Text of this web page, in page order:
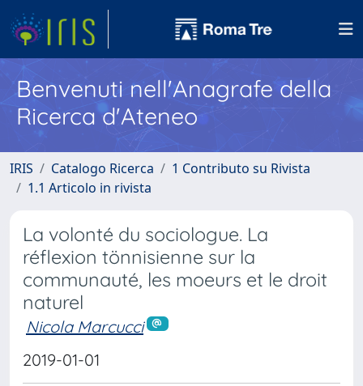
Benvenuti nell'Anagrafe della
Ricerca d'Ateneo
IRIS Catalogo Ricerca
1 Contributo su Rivista
1.1 Articolo in rivista
La volonté du sociologue. La
réflexion tönnisienne sur la
communauté, les moeurs et le droit
naturel
Nicola Marcucci
2019-01-01